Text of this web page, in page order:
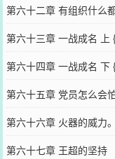
第六十二章 有组织什么
第六十三章 一战成名 上
第六十四章 一战成名 下
第六十五章 党员怎么会
第六十六章 火器的威力。
第六十七章 王超的坚持